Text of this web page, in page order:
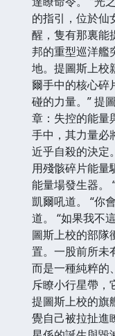
的指引，位於仙
醒，隻有那裏能
邦的重型巡洋艦
地。提圖斯上校
爾手中的核心碎
碰的力量。” 提
章：失控的能量
手中，其力量必
近乎自殺的決定
用殘骸碎片能
能量場發生器。
凱爾吼道。 “你
道。 “如果我不
圖斯上校的部隊
置。一股前所未
而是一種純粹的
斥瞭小行星帶，
提圖斯上校的旗
覺自己被拉扯進